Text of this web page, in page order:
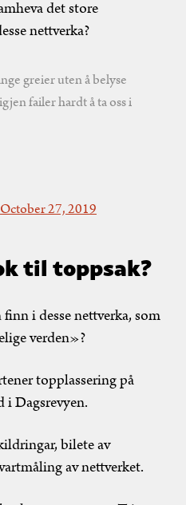
det store
nettverka?
greier uten å belyse
failer hardt å ta oss i
October 27, 2019
til toppsak?
i desse nettverka, som
verden»?
topplassering på
i Dagsrevyen.
bilete av
av nettverket.